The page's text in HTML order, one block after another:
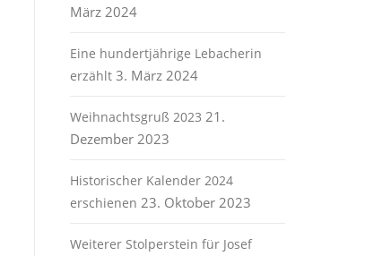
März 2024
Eine hundertjährige Lebacherin
erzählt 3. März 2024
Weihnachtsgruß 2023 21.
Dezember 2023
Historischer Kalender 2024
erschienen 23. Oktober 2023
Weiterer Stolperstein für Josef